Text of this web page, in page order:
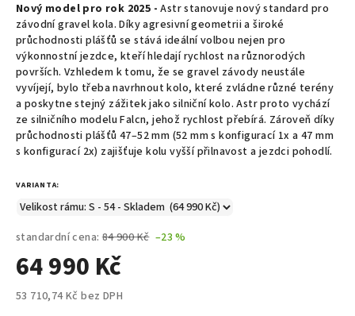
Nový model pro rok 2025 - Astr stanovuje nový standard pro
závodní gravel kola. Díky agresivní geometrii a široké
průchodnosti plášťů se stává ideální volbou nejen pro
výkonnostní jezdce, kteří hledají rychlost na různorodých
površích. Vzhledem k tomu, že se gravel závody neustále
vyvíjejí, bylo třeba navrhnout kolo, které zvládne různé terény
a poskytne stejný zážitek jako silniční kolo. Astr proto vychází
ze silničního modelu Falcn, jehož rychlost přebírá. Zároveň díky
průchodnosti plášťů 47–52 mm (52 mm s konfigurací 1x a 47 mm
s konfigurací 2x) zajišťuje kolu vyšší přilnavost a jezdci pohodlí.
VARIANTA:
standardní cena: 84 900 Kč –23 %
64 990 Kč
53 710,74 Kč bez DPH